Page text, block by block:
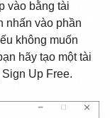
vào bằng tài
nhấn vào phần
không muốn
hãy tạo một tài
Sign Up Free.